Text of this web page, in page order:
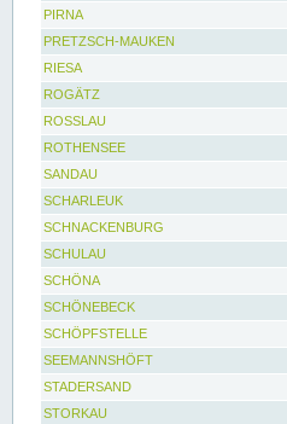
PIRNA
PRETZSCH-MAUKEN
RIESA
ROGÄTZ
ROSSLAU
ROTHENSEE
SANDAU
SCHARLEUK
SCHNACKENBURG
SCHULAU
SCHÖNA
SCHÖNEBECK
SCHÖPFSTELLE
SEEMANNSHÖFT
STADERSAND
STORKAU